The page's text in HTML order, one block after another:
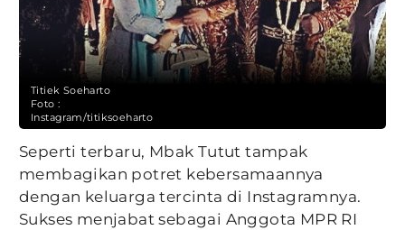
Titiek Soeharto
Foto :
Instagram/titiksoeharto
Seperti terbaru, Mbak Tutut tampak
membagikan potret kebersamaannya
dengan keluarga tercinta di Instagramnya.
Sukses menjabat sebagai Anggota MPR RI